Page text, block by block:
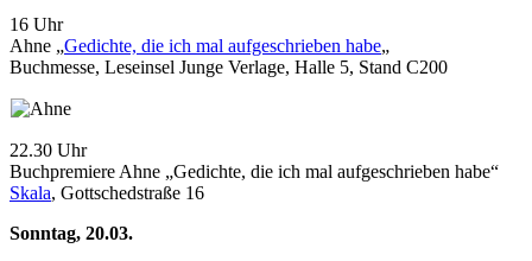
16 Uhr
Ahne „Gedichte, die ich mal aufgeschrieben habe„
Buchmesse, Leseinsel Junge Verlage, Halle 5, Stand C200
22.30 Uhr
Buchpremiere Ahne „Gedichte, die ich mal aufgeschrieben habe“
Skala, Gottschedstraße 16
Sonntag, 20.03.